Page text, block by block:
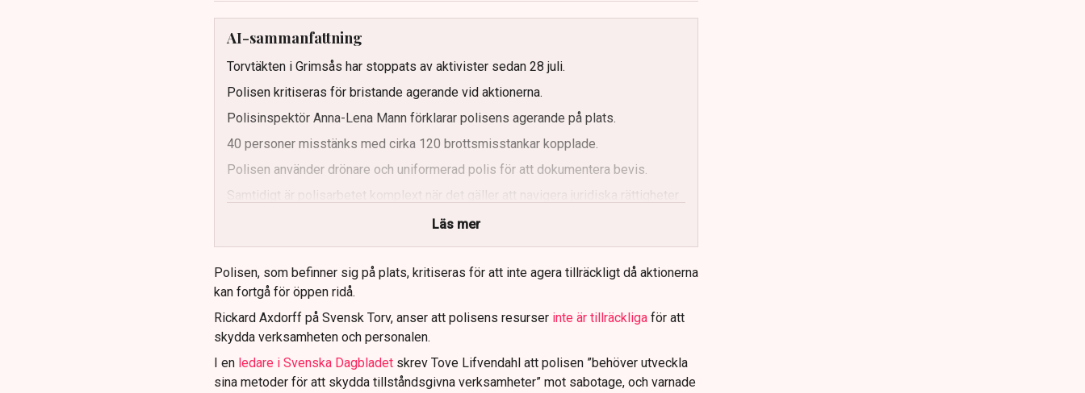
AI-sammanfattning
Torvtäkten i Grimsås har stoppats av aktivister sedan 28 juli.
Polisen kritiseras för bristande agerande vid aktionerna.
Polisinspektör Anna-Lena Mann förklarar polisens agerande på plats.
40 personer misstänks med cirka 120 brottsmisstankar kopplade.
Polisen använder drönare och uniformerad polis för att dokumentera bevis.
Samtidigt är polisarbetet komplext när det gäller att navigera juridiska rättigheter
Läs mer
Polisen, som befinner sig på plats, kritiseras för att inte agera tillräckligt då aktionerna
kan fortgå för öppen ridå.
Rickard Axdorff på Svensk Torv, anser att polisens resurser inte är tillräckliga för att
skydda verksamheten och personalen.
I en ledare i Svenska Dagbladet skrev Tove Lifvendahl att polisen ”behöver utveckla
sina metoder för att skydda tillståndsgivna verksamheter” mot sabotage, och varnade